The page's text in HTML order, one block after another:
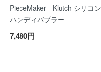
PieceMaker - Klutch シリコン
ハンディバブラー
7,480円